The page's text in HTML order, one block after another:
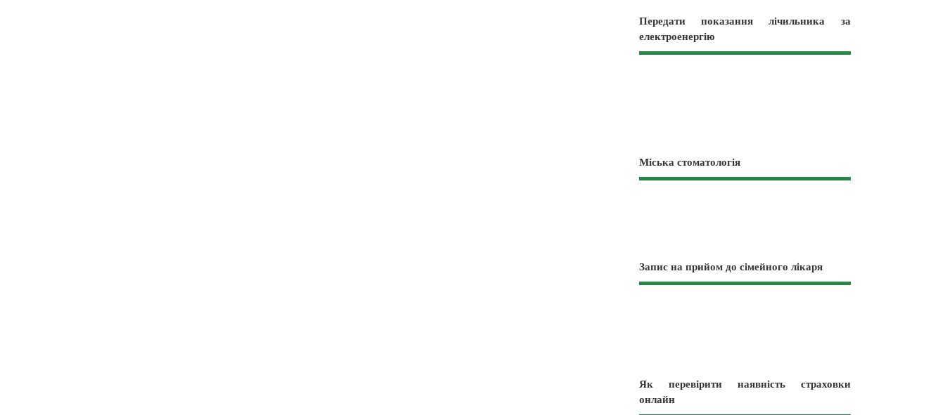
Передати показання лічильника за
електроенергію
Міська стоматологія
Запис на прийом до сімейного лікаря
Як перевірити наявність страховки
онлайн